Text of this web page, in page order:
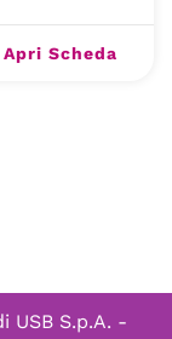
Apri Scheda
USB S.p.A. -